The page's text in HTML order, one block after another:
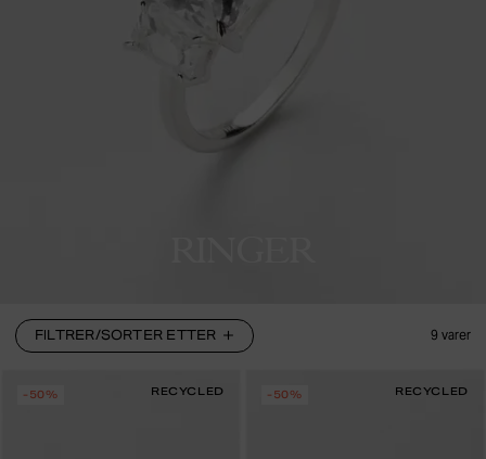
FILTRER/SORTER ETTER 9 varer
-50% RECYCLED -50% RECYCLED